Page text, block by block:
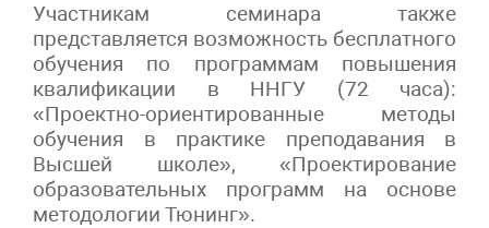
Участникам семинара также
представляется возможность бесплатного
обучения по программам повышения
квалификации в ННГУ (72 часа):
«Проектно-ориентированные методы
обучения в практике преподавания в
Высшей школе», «Проектирование
образовательных программ на основе
методологии Тюнинг».